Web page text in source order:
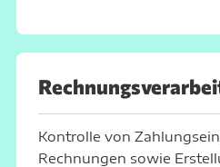
Kontrolle von
Rechnungen sowie